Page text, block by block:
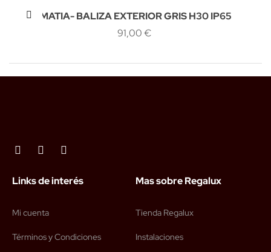
MATIA- BALIZA EXTERIOR GRIS H30 IP65
91,00 €
Links de interés
Mi cuenta
Términos y Condiciones
Mas sobre Regalux
Tienda Regalux
Instalaciones